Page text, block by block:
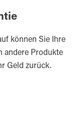
können Sie Ihre
andere Produkte
Geld zurück.